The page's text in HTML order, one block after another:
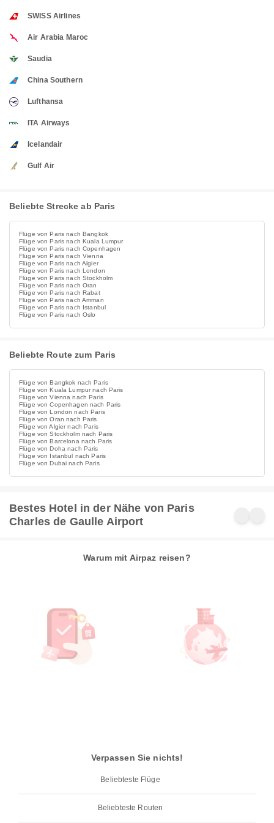
SWISS Airlines
Air Arabia Maroc
Saudia
China Southern
Lufthansa
ITA Airways
Icelandair
Gulf Air
Beliebte Strecke ab Paris
Flüge von Paris nach Bangkok
Flüge von Paris nach Kuala Lumpur
Flüge von Paris nach Copenhagen
Flüge von Paris nach Vienna
Flüge von Paris nach Algier
Flüge von Paris nach London
Flüge von Paris nach Stockholm
Flüge von Paris nach Oran
Flüge von Paris nach Rabat
Flüge von Paris nach Amman
Flüge von Paris nach Istanbul
Flüge von Paris nach Oslo
Beliebte Route zum Paris
Flüge von Bangkok nach Paris
Flüge von Kuala Lumpur nach Paris
Flüge von Vienna nach Paris
Flüge von Copenhagen nach Paris
Flüge von London nach Paris
Flüge von Oran nach Paris
Flüge von Algier nach Paris
Flüge von Stockholm nach Paris
Flüge von Barcelona nach Paris
Flüge von Doha nach Paris
Flüge von Istanbul nach Paris
Flüge von Dubai nach Paris
Bestes Hotel in der Nähe von Paris
Charles de Gaulle Airport
Warum mit Airpaz reisen?
Verpassen Sie nichts!
Beliebteste Flüge
Beliebteste Routen